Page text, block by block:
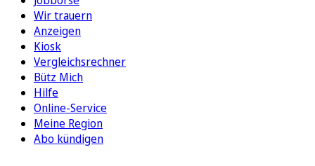
Wir trauern
Anzeigen
Kiosk
Vergleichsrechner
Bütz Mich
Hilfe
Online-Service
Meine Region
Abo kündigen